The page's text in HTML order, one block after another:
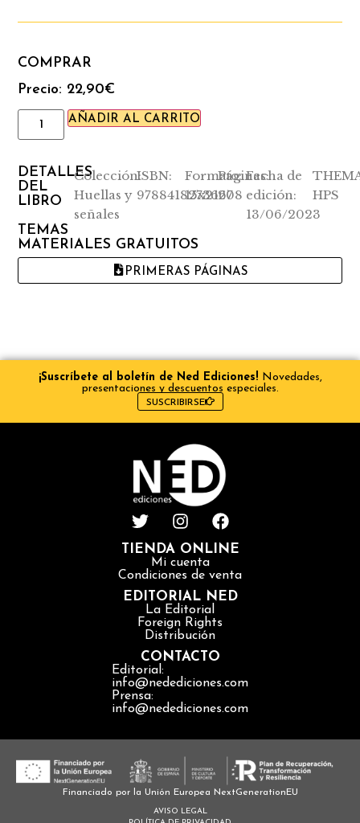
(Garnier Classics, 2014). Desde su
investigaciones sobre los bienes comunes
y las transformaciones contemporáneas
de los regímenes de apropiación. Ha
organizado diversas conferencias y
coordinado obras colectivas y números de
revistas sobre estos temas.
COMPRAR
Precio: 22,90€
AÑADIR AL CARRITO
DETALLES
DEL
LIBRO
Colección:
Huellas y
señales
ISBN:
9788418273667
Formato:
15x21
Páginas:
208
Fecha de
edición:
13/06/2023
HPS
TEMAS
MATERIALES GRATUITOS
PRIMERAS PÁGINAS
¡Suscríbete al boletín de Ned Ediciones! Novedades,
presentaciones y descuentos especiales.
SUSCRIBIRSE
TIENDA ONLINE
Mi cuenta
Condiciones de venta
EDITORIAL NED
La Editorial
Foreign Rights
Distribución
CONTACTO
Editorial:
info@nedediciones.com
Prensa:
info@nedediciones.com
Financiado por la Unión Europea NextGenerationEU
AVISO LEGAL